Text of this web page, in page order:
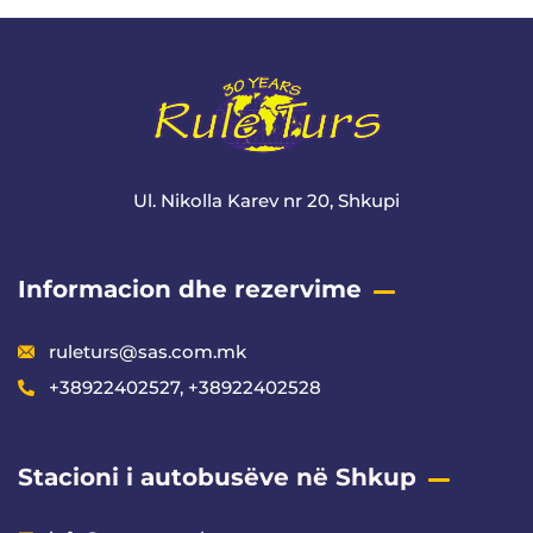
Ul. Nikolla Karev nr 20, Shkupi
Informacion dhe rezervime
ruleturs@sas.com.mk
+38922402527, +38922402528
Stacioni i autobusëve në Shkup